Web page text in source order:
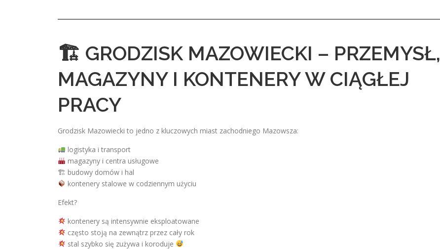
🏗 GRODZISK MAZOWIECKI – PRZEMYSŁ,
MAGAZYNY I KONTENERY W CIĄGŁEJ
PRACY
Grodzisk Mazowiecki to jedno z kluczowych miast zachodniego Mazowsza:
logistyka i transport
magazyny i centra usługowe
🏗 budowy domów i hal
kontenery stalowe w codziennym użyciu
Efekt?
kontenery są intensywnie eksploatowane
często stoją na zewnątrz przez cały rok
stal szybko się zużywa i koroduje